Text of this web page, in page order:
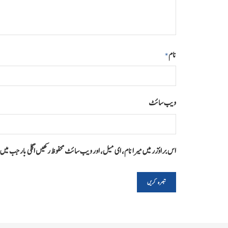
نام*
ویب‌ سائٹ
اس براؤزر میں میرا نام، ای میل، اور ویب سائٹ محفوظ رکھیں اگلی بار جب